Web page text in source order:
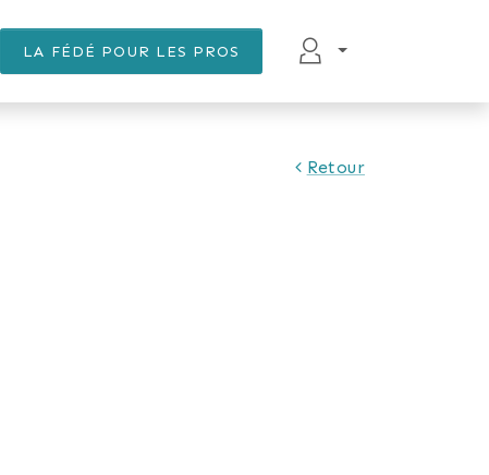
LA FÉDÉ POUR LES PROS
Retour